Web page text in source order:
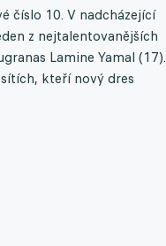
číslo 10. V nadcházející
z nejtalentovanějších
Lamine Yamal (17).
kteří nový dres